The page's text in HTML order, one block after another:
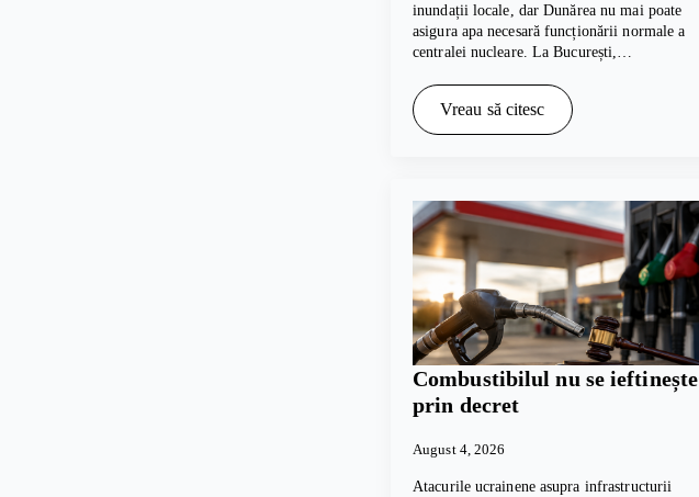
inundații locale, dar Dunărea nu mai poate
asigura apa necesară funcționării normale a
centralei nucleare. La București,…
Vreau să citesc
Combustibilul nu se ieftinește
prin decret
August 4, 2026
Atacurile ucrainene asupra infrastructurii